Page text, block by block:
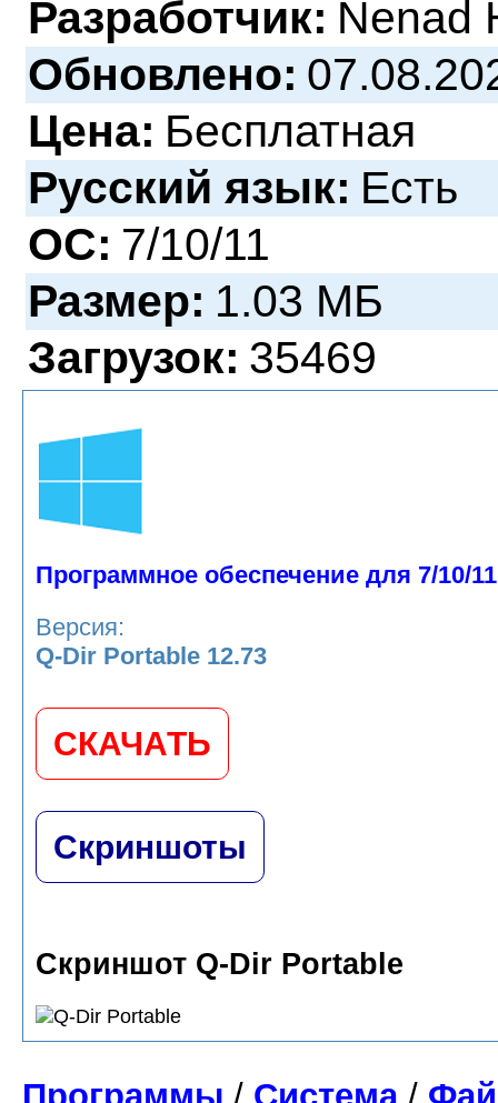
Разработчик: Nenad
Обновлено:
Цена: Бесплатная
Русский язык: Есть
ОС: 7/10/11
Размер: 1.03 МБ
Загрузок: 35469
Программное обеспечение для 7/10/11
Версия:
Q-Dir Portable 12.73
СКАЧАТЬ
Скриншоты
Скриншот Q-Dir Portable
Программы / Система /